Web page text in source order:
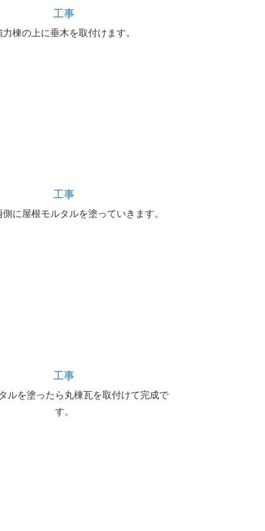
工事
力棟の上に垂木を取付けます。
工事
に屋根モルタルを塗っていきます。
工事
ルを塗ったら丸棟瓦を取付けて完成で
す。